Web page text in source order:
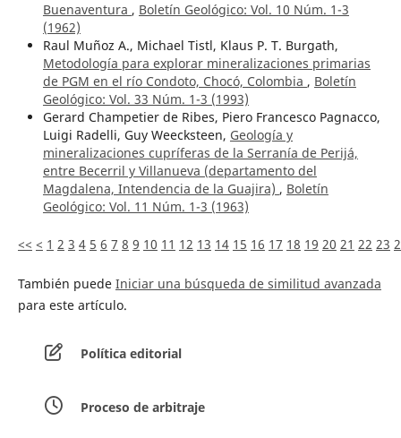
Buenaventura , Boletín Geológico: Vol. 10 Núm. 1-3
(1962)
Raul Muñoz A., Michael Tistl, Klaus P. T. Burgath,
Metodología para explorar mineralizaciones primarias
de PGM en el río Condoto, Chocó, Colombia , Boletín
Geológico: Vol. 33 Núm. 1-3 (1993)
Gerard Champetier de Ribes, Piero Francesco Pagnacco,
Luigi Radelli, Guy Weecksteen, Geología y
mineralizaciones cupríferas de la Serranía de Perijá,
entre Becerril y Villanueva (departamento del
Magdalena, Intendencia de la Guajira) , Boletín
Geológico: Vol. 11 Núm. 1-3 (1963)
<< < 1 2 3 4 5 6 7 8 9 10 11 12 13 14 15 16 17 18 19 20 21 22 23
También puede Iniciar una búsqueda de similitud avanzada
para este artículo.
Política editorial
Proceso de arbitraje